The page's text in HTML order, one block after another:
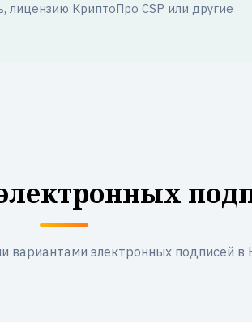
КриптоПро CSP или другие
вариантами электронных подписей